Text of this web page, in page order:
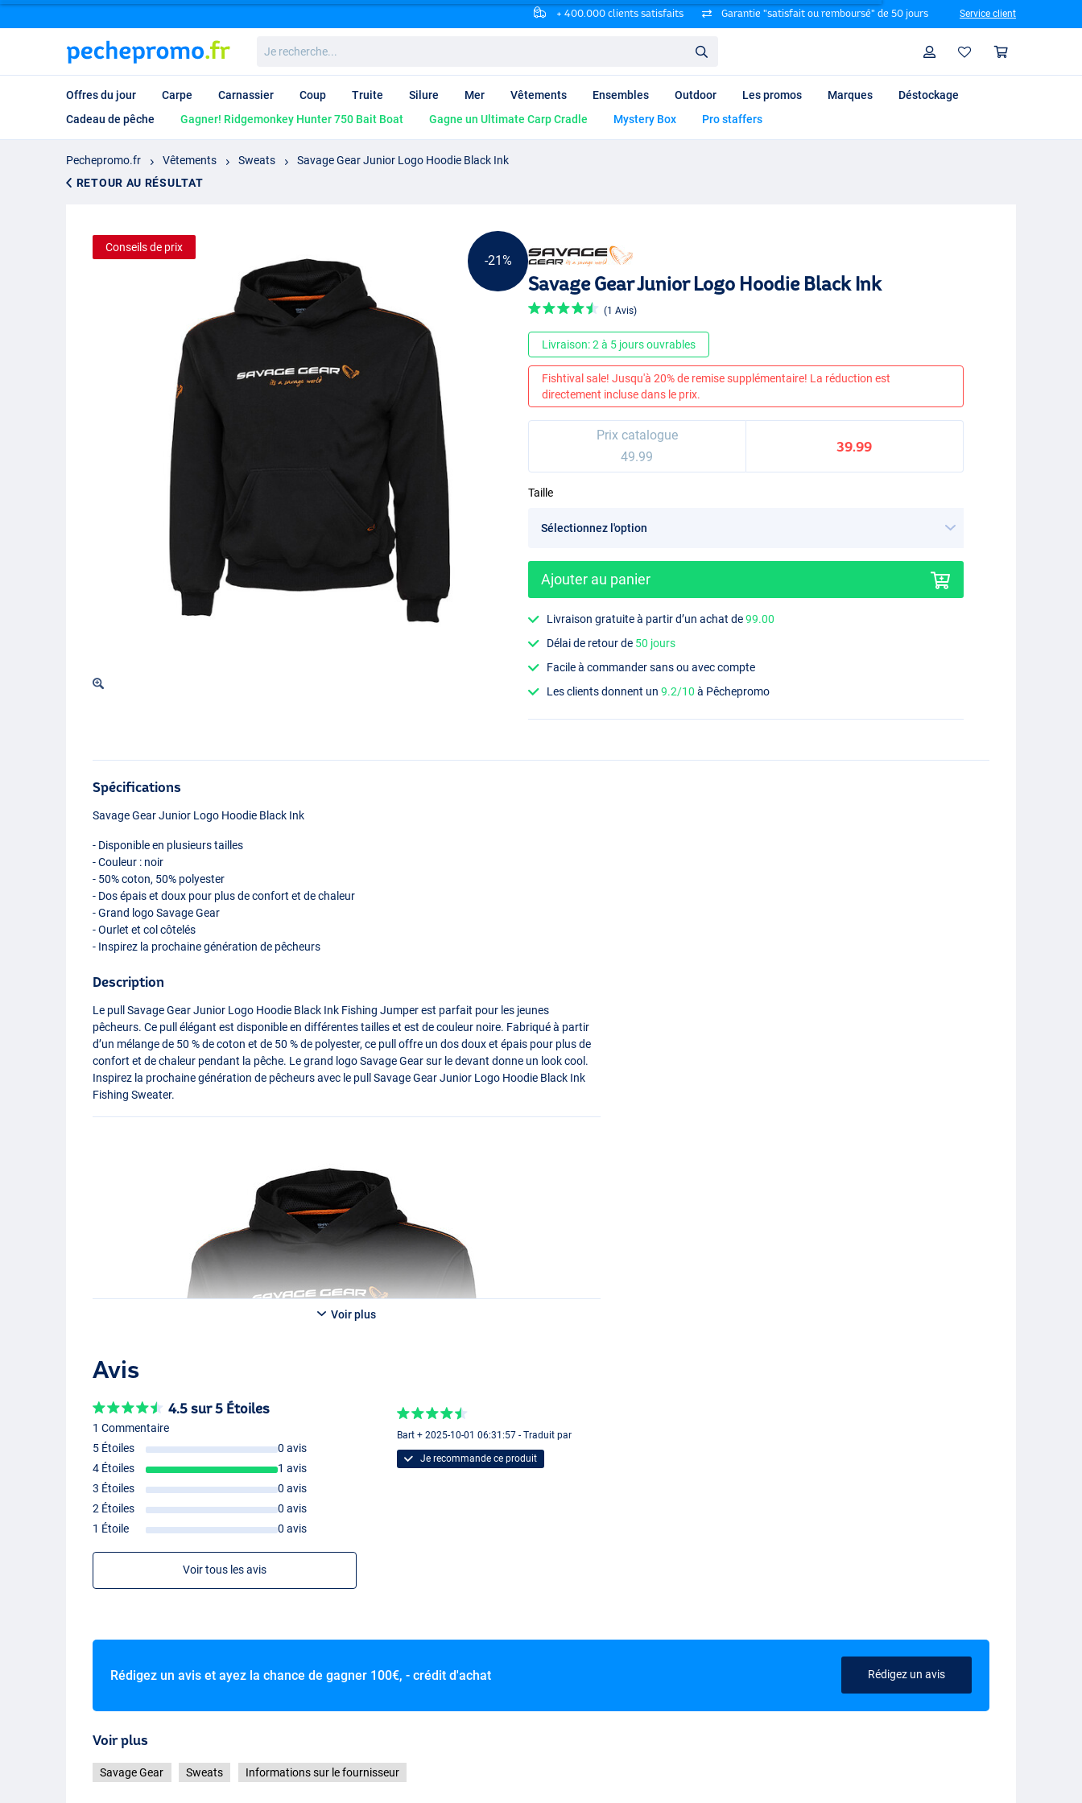
+ 400.000 clients satisfaits Garantie "satisfait ou remboursé" de 50 jours Service client
recherche...
Profil
Offres du jour Carpe Carnassier Coup Truite Silure Mer Vêtements Ensembles Outdoor Les promos Marques
Déstockage
Cadeau de pêche
Gagner! Ridgemonkey Hunter 750 Bait Boat Gagne un Ultimate Carp Cradle Mystery Box Pro staffers
Pechepromo.fr Vêtements Sweats
Savage Gear Junior Logo Hoodie Black Ink
RETOUR AU RÉSULTAT
-21%
Conseils de prix
Savage Gear Junior Logo Hoodie Black Ink
(1 Avis)
Livraison: 2 à 5 jours ouvrables
Fishtival sale! Jusqu'à 20% de remise supplémentaire! La réduction est
directement incluse dans le prix.
Prix catalogue
49.99
39.99
Taille
Ajouter au panier
Livraison gratuite à partir d’un achat de99.00
Délai de retour de 50 jours
Facile à commander sans ou avec compte
Les clients donnent un9.2/10 à Pêchepromo
Spécifications
Savage Gear Junior Logo Hoodie Black Ink
- Disponible en plusieurs tailles
- Couleur : noir
- 50% coton, 50% polyester
- Dos épais et doux pour plus de confort et de chaleur
- Grand logo Savage Gear
- Ourlet et col côtelés
- Inspirez la prochaine génération de pêcheurs
Description
Le pull Savage Gear Junior Logo Hoodie Black Ink Fishing Jumper est parfait pour les jeunes
pêcheurs. Ce pull élégant est disponible en différentes tailles et est de couleur noire. Fabriqué à partir
d’un mélange de 50 % de coton et de 50 % de polyester, ce pull offre un dos doux et épais pour plus de
confort et de chaleur pendant la pêche. Le grand logo Savage Gear sur le devant donne un look cool.
Inspirez la prochaine génération de pêcheurs avec le pull Savage Gear Junior Logo Hoodie Black Ink
Fishing Sweater.
Voir plus
Avis
4.5 sur 5 Étoiles
1 Commentaire
5 Étoiles
0 avis
4 Étoiles
1 avis
3 Étoiles
0 avis
2 Étoiles
0 avis
1 Étoile
0 avis
Voir tous les avis
Bart + 2025-10-01 06:31:57 - Traduit par
Je recommande ce produit
Rédigez un avis et ayez la chance de gagner 100€, - crédit d'achat Rédigez un avis
Voir plus
Savage Gear Sweats Informations sur le fournisseur